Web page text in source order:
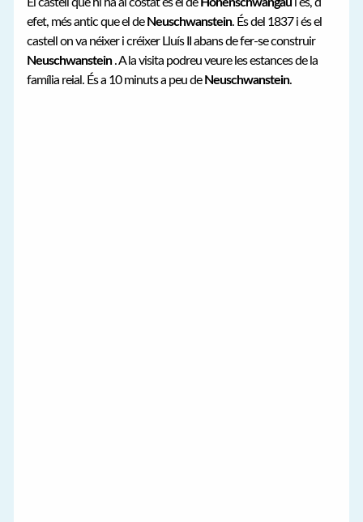
efet, més antic que el deNeuschwanstein. És del 1837 i és el
castell on va néixer i créixer Lluís II abans de fer-se construir
Neuschwanstein. A la visita podreu veure les estances de la
família reial. És a 10 minuts a peu deNeuschwanstein.